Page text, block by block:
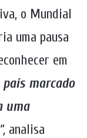
o Mundial
uma pausa
em
marcado
uma
analisa